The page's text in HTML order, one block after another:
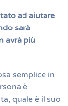
ad aiutare
sarà
avrà più
semplice in
è
quale è il suo